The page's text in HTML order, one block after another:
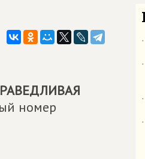
номер
˙
˙
˙
˙